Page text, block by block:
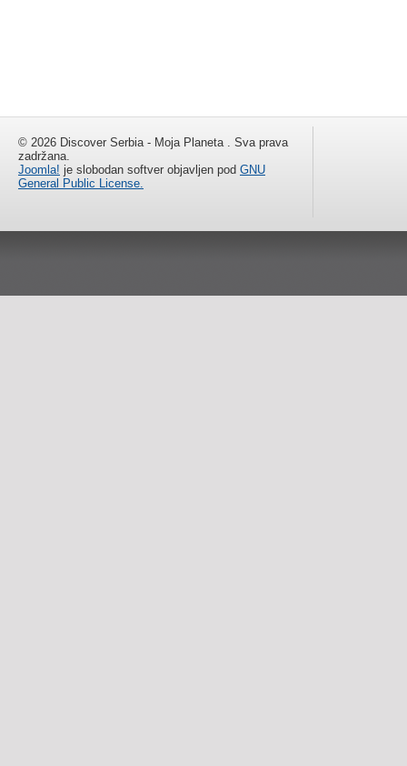
© 2026 Discover Serbia - Moja Planeta . Sva prava
zadržana.
Joomla! je slobodan softver objavljen pod GNU
General Public License.